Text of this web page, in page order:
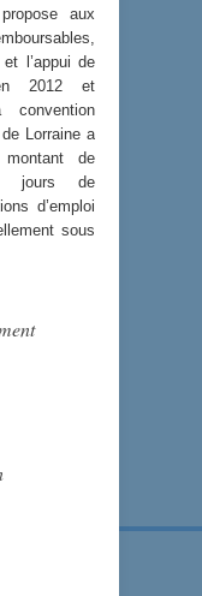
aux
l’appui de
2012 et
convention
Lorraine a
de
jours de
d’emploi
sous